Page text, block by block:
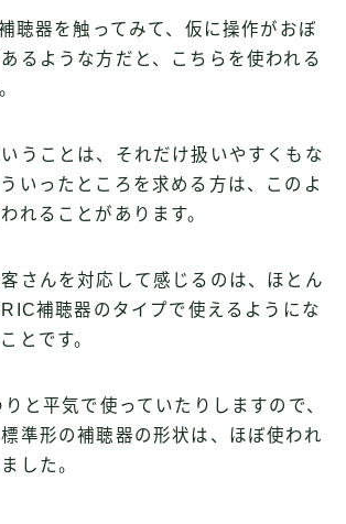
聴器を触ってみて、仮に操作がおぼ
るような方だと、こちらを使われる
うことは、それだけ扱いやすくもな
いったところを求める方は、このよ
れることがあります。
さんを対応して感じるのは、ほとん
補聴器のタイプで使えるようにな
とです。
と平気で使っていたりしますので、
準形の補聴器の形状は、ほぼ使われ
した。